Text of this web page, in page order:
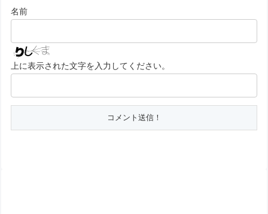
名前
上に表示された文字を入力してください。